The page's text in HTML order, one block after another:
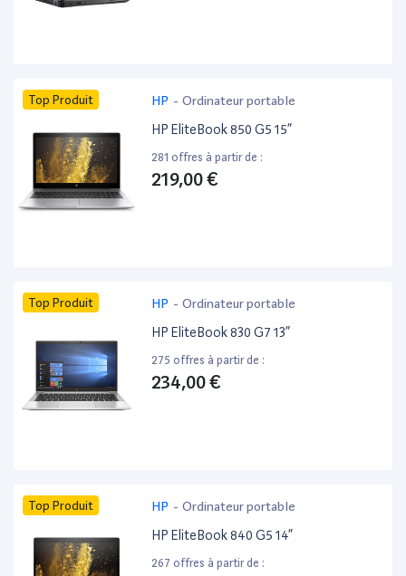
Top Produit HP - Ordinateur portable
HP EliteBook 850 G5 15”
281 offres à partir de :
219,00 €
Top Produit HP - Ordinateur portable
HP EliteBook 830 G7 13”
275 offres à partir de :
234,00 €
Top Produit HP - Ordinateur portable
HP EliteBook 840 G5 14”
267 offres à partir de :